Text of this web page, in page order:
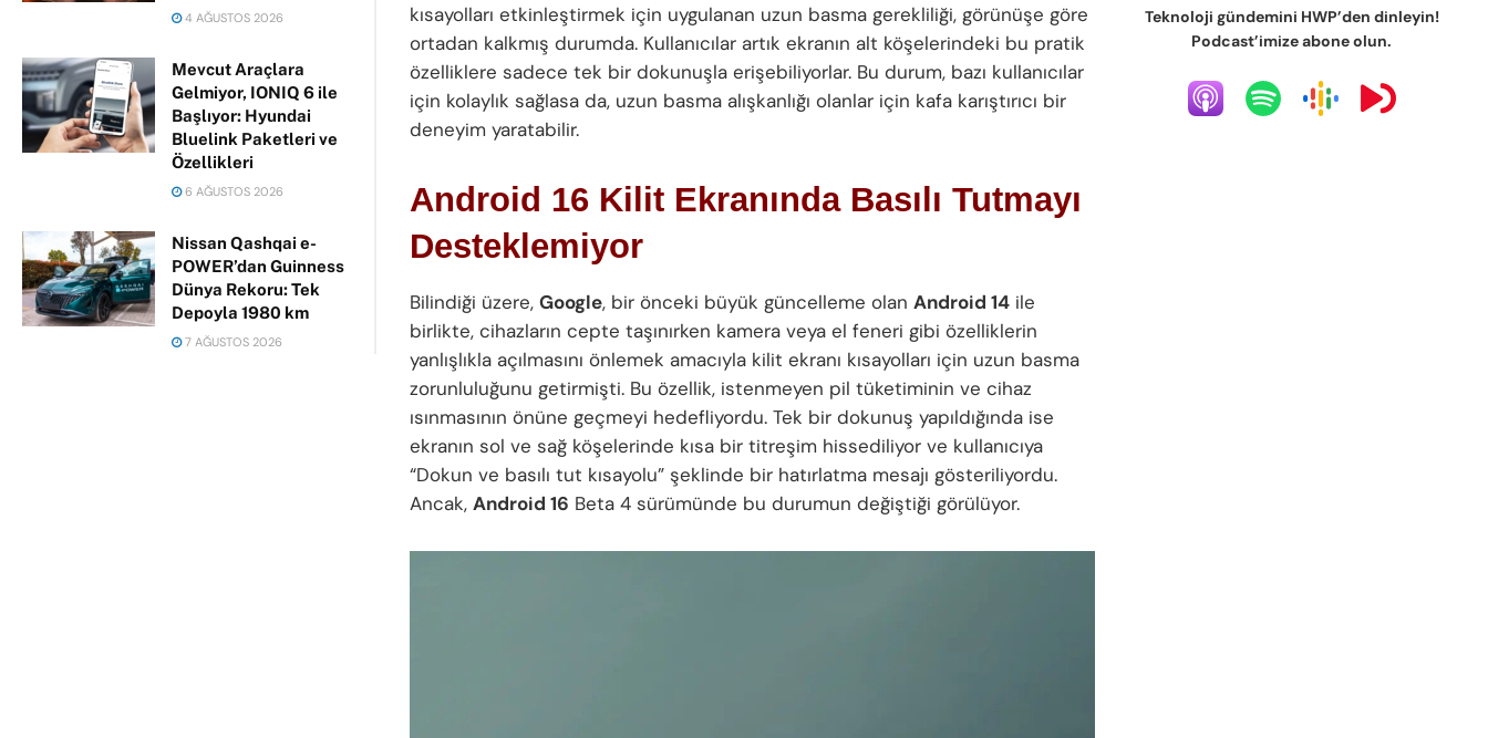
4 AĞUSTOS 2026
Mevcut Araçlara
Gelmiyor, IONIQ 6 ile
Başlıyor: Hyundai
Bluelink Paketleri ve
Özellikleri
6 AĞUSTOS 2026
Nissan Qashqai e-
POWER’dan Guinness
Dünya Rekoru: Tek
Depoyla 1980 km
7 AĞUSTOS 2026
kısayolları etkinleştirmek için uygulanan uzun basma gerekliliği, görünüşe göre
ortadan kalkmış durumda. Kullanıcılar artık ekranın alt köşelerindeki bu pratik
özelliklere sadece tek bir dokunuşla erişebiliyorlar. Bu durum, bazı kullanıcılar
için kolaylık sağlasa da, uzun basma alışkanlığı olanlar için kafa karıştırıcı bir
deneyim yaratabilir.
Android 16 Kilit Ekranında Basılı Tutmayı
Desteklemiyor
Bilindiği üzere, Google, bir önceki büyük güncelleme olan Android 14 ile
birlikte, cihazların cepte taşınırken kamera veya el feneri gibi özelliklerin
yanlışlıkla açılmasını önlemek amacıyla kilit ekranı kısayolları için uzun basma
zorunluluğunu getirmişti. Bu özellik, istenmeyen pil tüketiminin ve cihaz
ısınmasının önüne geçmeyi hedefliyordu. Tek bir dokunuş yapıldığında ise
ekranın sol ve sağ köşelerinde kısa bir titreşim hissediliyor ve kullanıcıya
“Dokun ve basılı tut kısayolu” şeklinde bir hatırlatma mesajı gösteriliyordu.
Ancak, Android 16 Beta 4 sürümünde bu durumun değiştiği görülüyor.
Teknoloji gündemini HWP’den dinleyin!
Podcast’imize abone olun.